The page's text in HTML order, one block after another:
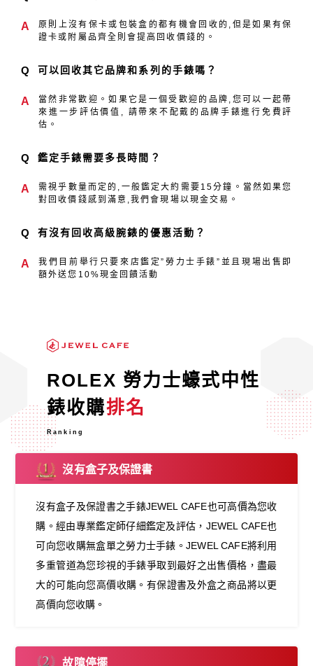
A
原則上沒有保卡或包裝盒的都有機會回收的,但是如果有保
證卡或附屬品齊全則會提高回收價錢的。
Q 可以回收其它品牌和系列的手錶嗎？
A
當然非常歡迎。如果它是一個受歡迎的品牌,您可以一起帶
來進一步評估價值, 請帶來不配戴的品牌手錶進行免費評
估。
Q 鑑定手錶需要多長時間？
A
需視乎數量而定的,一般鑑定大約需要15分鐘。當然如果您
對回收價錢感到滿意,我們會現場以現金交易。
Q 有沒有回收高級腕錶的優惠活動？
A
我們目前舉行只要來店鑑定”勞力士手錶”並且現場出售即
額外送您10%現金回饋活動
ROLEX 勞力士蠔式中性
錶收購排名
Ranking
沒有盒子及保證書
沒有盒子及保證書之手錶JEWEL CAFE也可高價為您收
購。經由專業鑑定師仔細鑑定及評估，JEWEL CAFE也
可向您收購無盒單之勞力士手錶。JEWEL CAFE將利用
多重管道為您珍視的手錶爭取到最好之出售價格，盡最
大的可能向您高價收購。有保證書及外盒之商品將以更
高價向您收購。
故障停擺